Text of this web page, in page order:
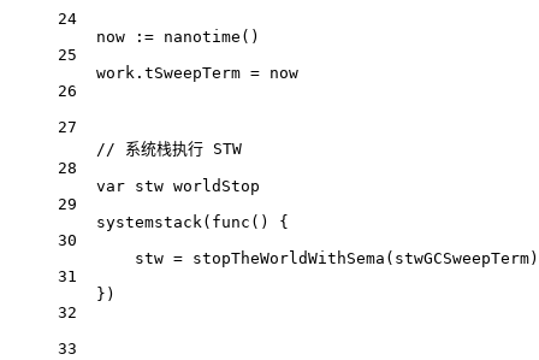
24
now
:= nanotime ()
25
work.tSweepTerm = now
26
27
// 系统栈执行 STW
28
var stw worldStop
29
systemstack( func () {
30
stw = stopTheWorldWithSema (stwGCSweepTerm)
31
})
32
33